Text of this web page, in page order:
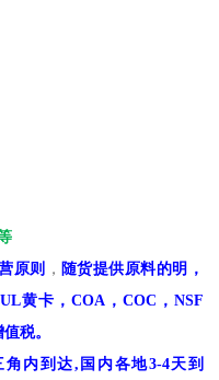
原则 ， 随货提供原料的明，
UL黄卡， COA ， COC ， NSF
值税。
角内到达, 国内各地3-4天到